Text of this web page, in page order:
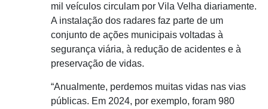
mil veículos circulam por Vila Velha diariamente.
A instalação dos radares faz parte de um
conjunto de ações municipais voltadas à
segurança viária, à redução de acidentes e à
preservação de vidas.
“Anualmente, perdemos muitas vidas nas vias
públicas. Em 2024, por exemplo, foram 980